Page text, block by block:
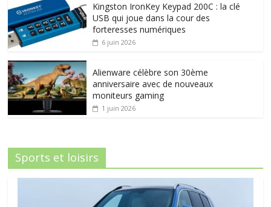
Kingston IronKey Keypad 200C : la clé
USB qui joue dans la cour des
forteresses numériques
6 juin 2026
Alienware célèbre son 30ème
anniversaire avec de nouveaux
moniteurs gaming
1 juin 2026
Sports et loisirs